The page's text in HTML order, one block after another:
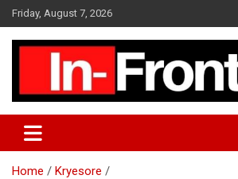
k
Friday, August 7, 2026
Home
Kryesore